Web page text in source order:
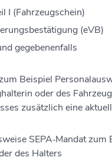
I (Fahrzeugschein)
(eVB)
gegebenenfalls
Beispiel
oder des
zusätzlich eine
SEPA‐Mandat zum
des Halters